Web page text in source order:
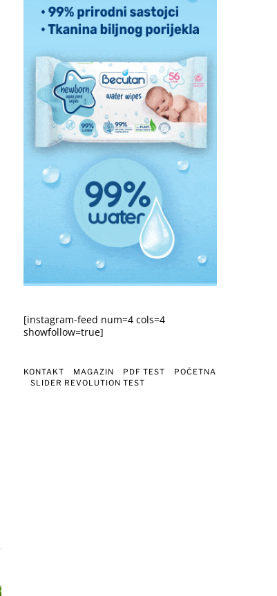
[instagram-feed num=4 cols=4
showfollow=true]
KONTAKT MAGAZIN PDF TEST
POČETNA
SLIDER REVOLUTION TEST